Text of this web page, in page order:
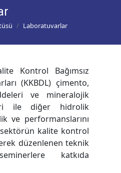
Laboratuvarlar
Kontrol Bağımsız
(KKBDL) çimento,
ve mineralojik
ile diğer hidrolik
ve performanslarını
kalite kontrol
düzenlenen teknik
katkıda